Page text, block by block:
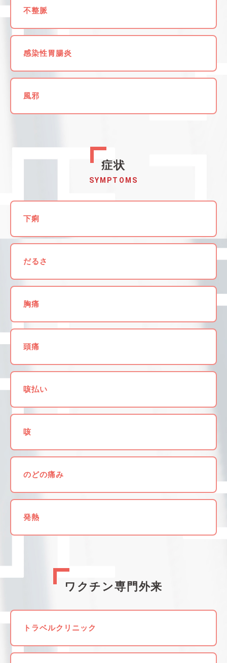
不整脈
感染性胃腸炎
風邪
症状
SYMPTOMS
下痢
だるさ
胸痛
頭痛
咳払い
咳
のどの痛み
発熱
ワクチン専門外来
トラベルクリニック